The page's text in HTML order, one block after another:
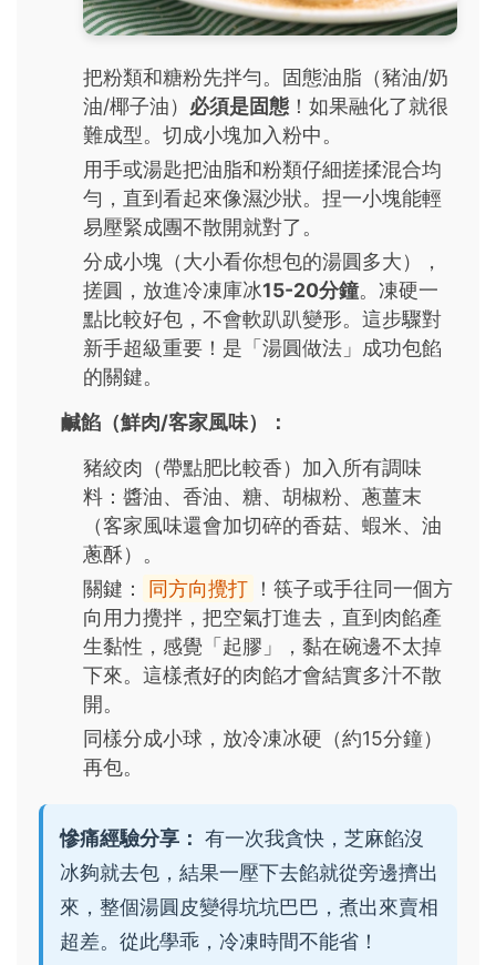
把粉類和糖粉先拌勻。固態油脂（豬油/奶
油/椰子油） 必須是固態 ！如果融化了就很
難成型。切成小塊加入粉中。
用手或湯匙把油脂和粉類仔細搓揉混合均
勻，直到看起來像濕沙狀。捏一小塊能輕
易壓緊成團不散開就對了。
分成小塊（大小看你想包的湯圓多大），
搓圓，放進冷凍庫冰15-20分鐘。凍硬一
點比較好包，不會軟趴趴變形。這步驟對
新手超級重要！是「湯圓做法」成功包餡
的關鍵。
鹹餡（鮮肉/客家風味）：
豬絞肉（帶點肥比較香）加入所有調味
料：醬油、香油、糖、胡椒粉、蔥薑末
（客家風味還會加切碎的香菇、蝦米、油
蔥酥）。
關鍵：
同方向攪打
！筷子或手往同一個方
向用力攪拌，把空氣打進去，直到肉餡產
生黏性，感覺「起膠」，黏在碗邊不太掉
下來。這樣煮好的肉餡才會結實多汁不散
開。
同樣分成小球，放冷凍冰硬（約15分鐘）
再包。
慘痛經驗分享： 有一次我貪快，芝麻餡沒
冰夠就去包，結果一壓下去餡就從旁邊擠出
來，整個湯圓皮變得坑坑巴巴，煮出來賣相
超差。從此學乖，冷凍時間不能省！